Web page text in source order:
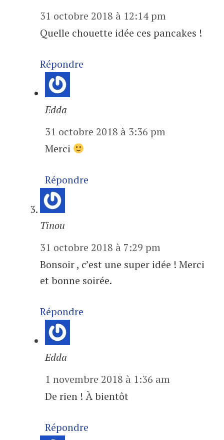
31 octobre 2018 à 12:14 pm
Quelle chouette idée ces pancakes !
Répondre
Edda
31 octobre 2018 à 3:36 pm
Merci
Répondre
Tinou
31 octobre 2018 à 7:29 pm
Bonsoir , c’est une super idée ! Merci
et bonne soirée.
Répondre
Edda
1 novembre 2018 à 1:36 am
De rien ! À bientôt
Répondre